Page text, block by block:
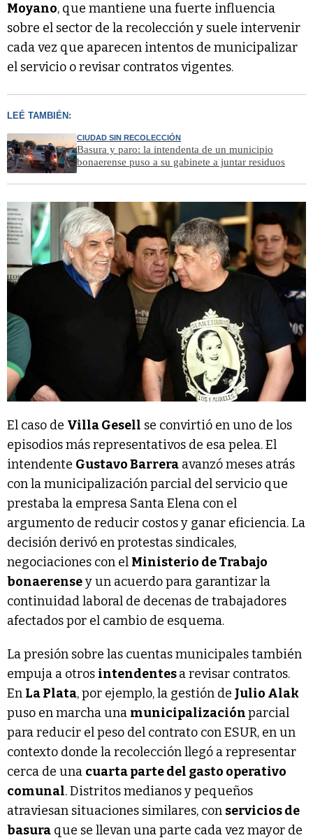
Moyano, que mantiene una fuerte influencia
sobre el sector de la recolección y suele intervenir
cada vez que aparecen intentos de municipalizar
el servicio o revisar contratos vigentes.
LEÉ TAMBIÉN:
CIUDAD SIN RECOLECCIÓN
Basura y paro: la intendenta de un municipio
bonaerense puso a su gabinete a juntar residuos
El caso de Villa Gesell se convirtió en uno de los
episodios más representativos de esa pelea. El
intendente Gustavo Barrera avanzó meses atrás
con la municipalización parcial del servicio que
prestaba la empresa Santa Elena con el
argumento de reducir costos y ganar eficiencia. La
decisión derivó en protestas sindicales,
negociaciones con el Ministerio de Trabajo
bonaerensey un acuerdo para garantizar la
continuidad laboral de decenas de trabajadores
afectados por el cambio de esquema.
La presión sobre las cuentas municipales también
empuja a otros intendentesa revisar contratos.
En La Plata, por ejemplo, la gestión de Julio Alak
puso en marcha una municipalizaciónparcial
para reducir el peso del contrato con ESUR, en un
contexto donde la recolección llegó a representar
cerca de una cuarta parte del gasto operativo
comunal. Distritos medianos y pequeños
atraviesan situaciones similares, con servicios de
basura que se llevan una parte cada vez mayor de